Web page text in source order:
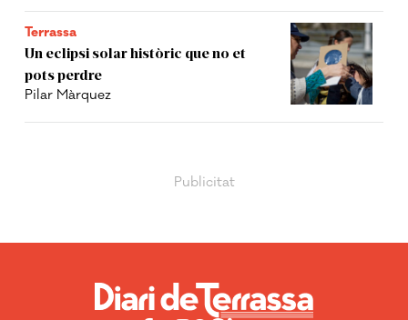
Terrassa
Un eclipsi solar històric que no et
pots perdre
Pilar Màrquez